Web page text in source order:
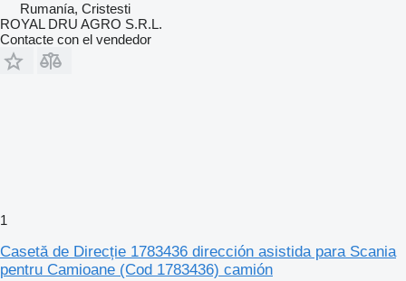
Rumanía, Cristesti
ROYAL DRU AGRO S.R.L.
Contacte con el vendedor
1
Casetă de Direcție 1783436 dirección asistida para Scania
pentru Camioane (Cod 1783436) camión